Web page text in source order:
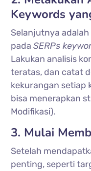
Keywords
Selanjutnya
padaSERPs
Lakukan analisis
teratas, dan catat
kekurangan setiap
bisa menerapkan
Modifikasi).
3. Mulai
Setelah
penting, seperti